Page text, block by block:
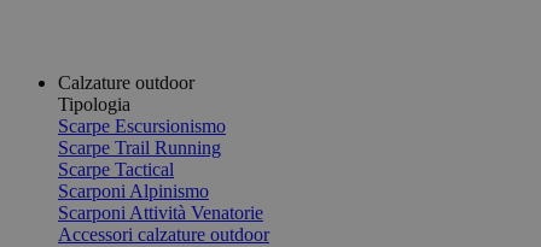
Calzature outdoor
Tipologia
Scarpe Escursionismo
Scarpe Trail Running
Scarpe Tactical
Scarponi Alpinismo
Scarponi Attività Venatorie
Accessori calzature outdoor